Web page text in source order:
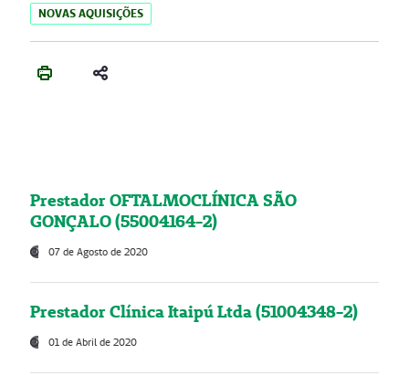
NOVAS AQUISIÇÕES
Prestador OFTALMOCLÍNICA SÃO
GONÇALO (55004164-2)
07 de Agosto de 2020
Prestador Clínica Itaipú Ltda (51004348-2)
01 de Abril de 2020